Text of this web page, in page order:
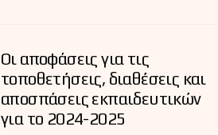
Οι αποφάσεις για τις
τοποθετήσεις, διαθέσεις και
αποσπάσεις εκπαιδευτικών
για το 2024-2025